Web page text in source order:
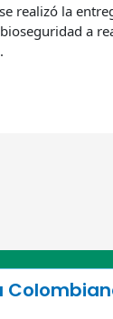
realizó la
a